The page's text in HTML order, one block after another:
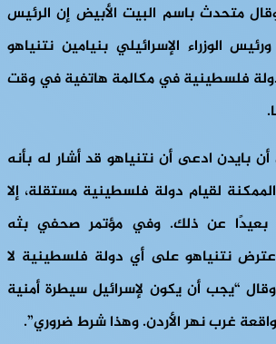
متحدث باسم البيت الأبيض إن الرئيس
الوزراء الإسرائيلي بنيامين نتنياهو
فلسطينية في مكالمة هاتفية في وقت
بايدن ادعى أن نتنياهو قد أشار له بأنه
لقيام دولة فلسطينية مستقلة، إلا
بعيدًا عن ذلك. وفي مؤتمر صحفي بثه
اعترض نتنياهو على أي دولة فلسطينية لا
“يجب أن يكون لإسرائيل سيطرة أمنية
غرب نهر الأردن. وهذا شرط ضروري”.